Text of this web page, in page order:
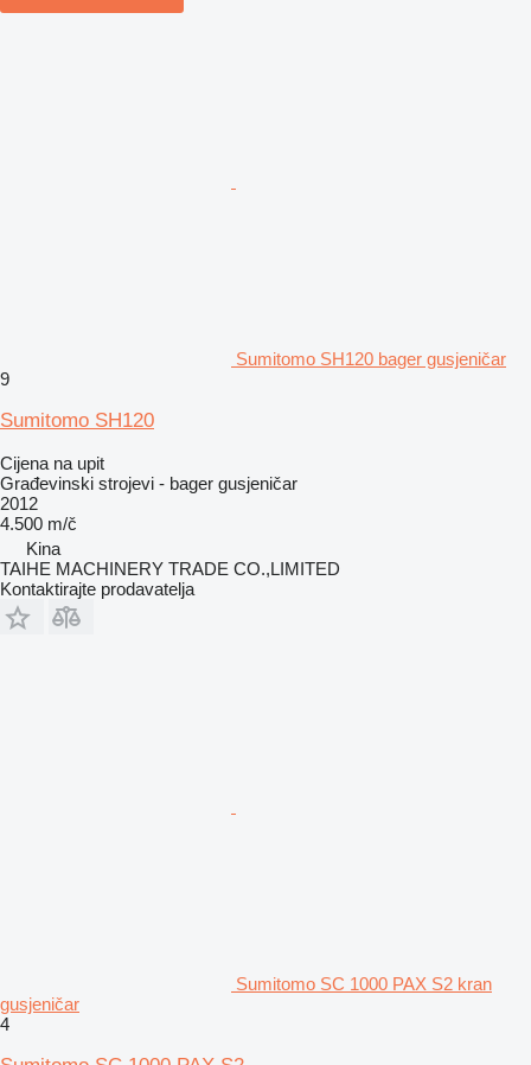
Sumitomo SH120 bager gusjeničar
9
Sumitomo SH120
Cijena na upit
Građevinski strojevi - bager gusjeničar
2012
4.500 m/č
Kina
TAIHE MACHINERY TRADE CO.,LIMITED
Kontaktirajte prodavatelja
Sumitomo SC 1000 PAX S2 kran
gusjeničar
4